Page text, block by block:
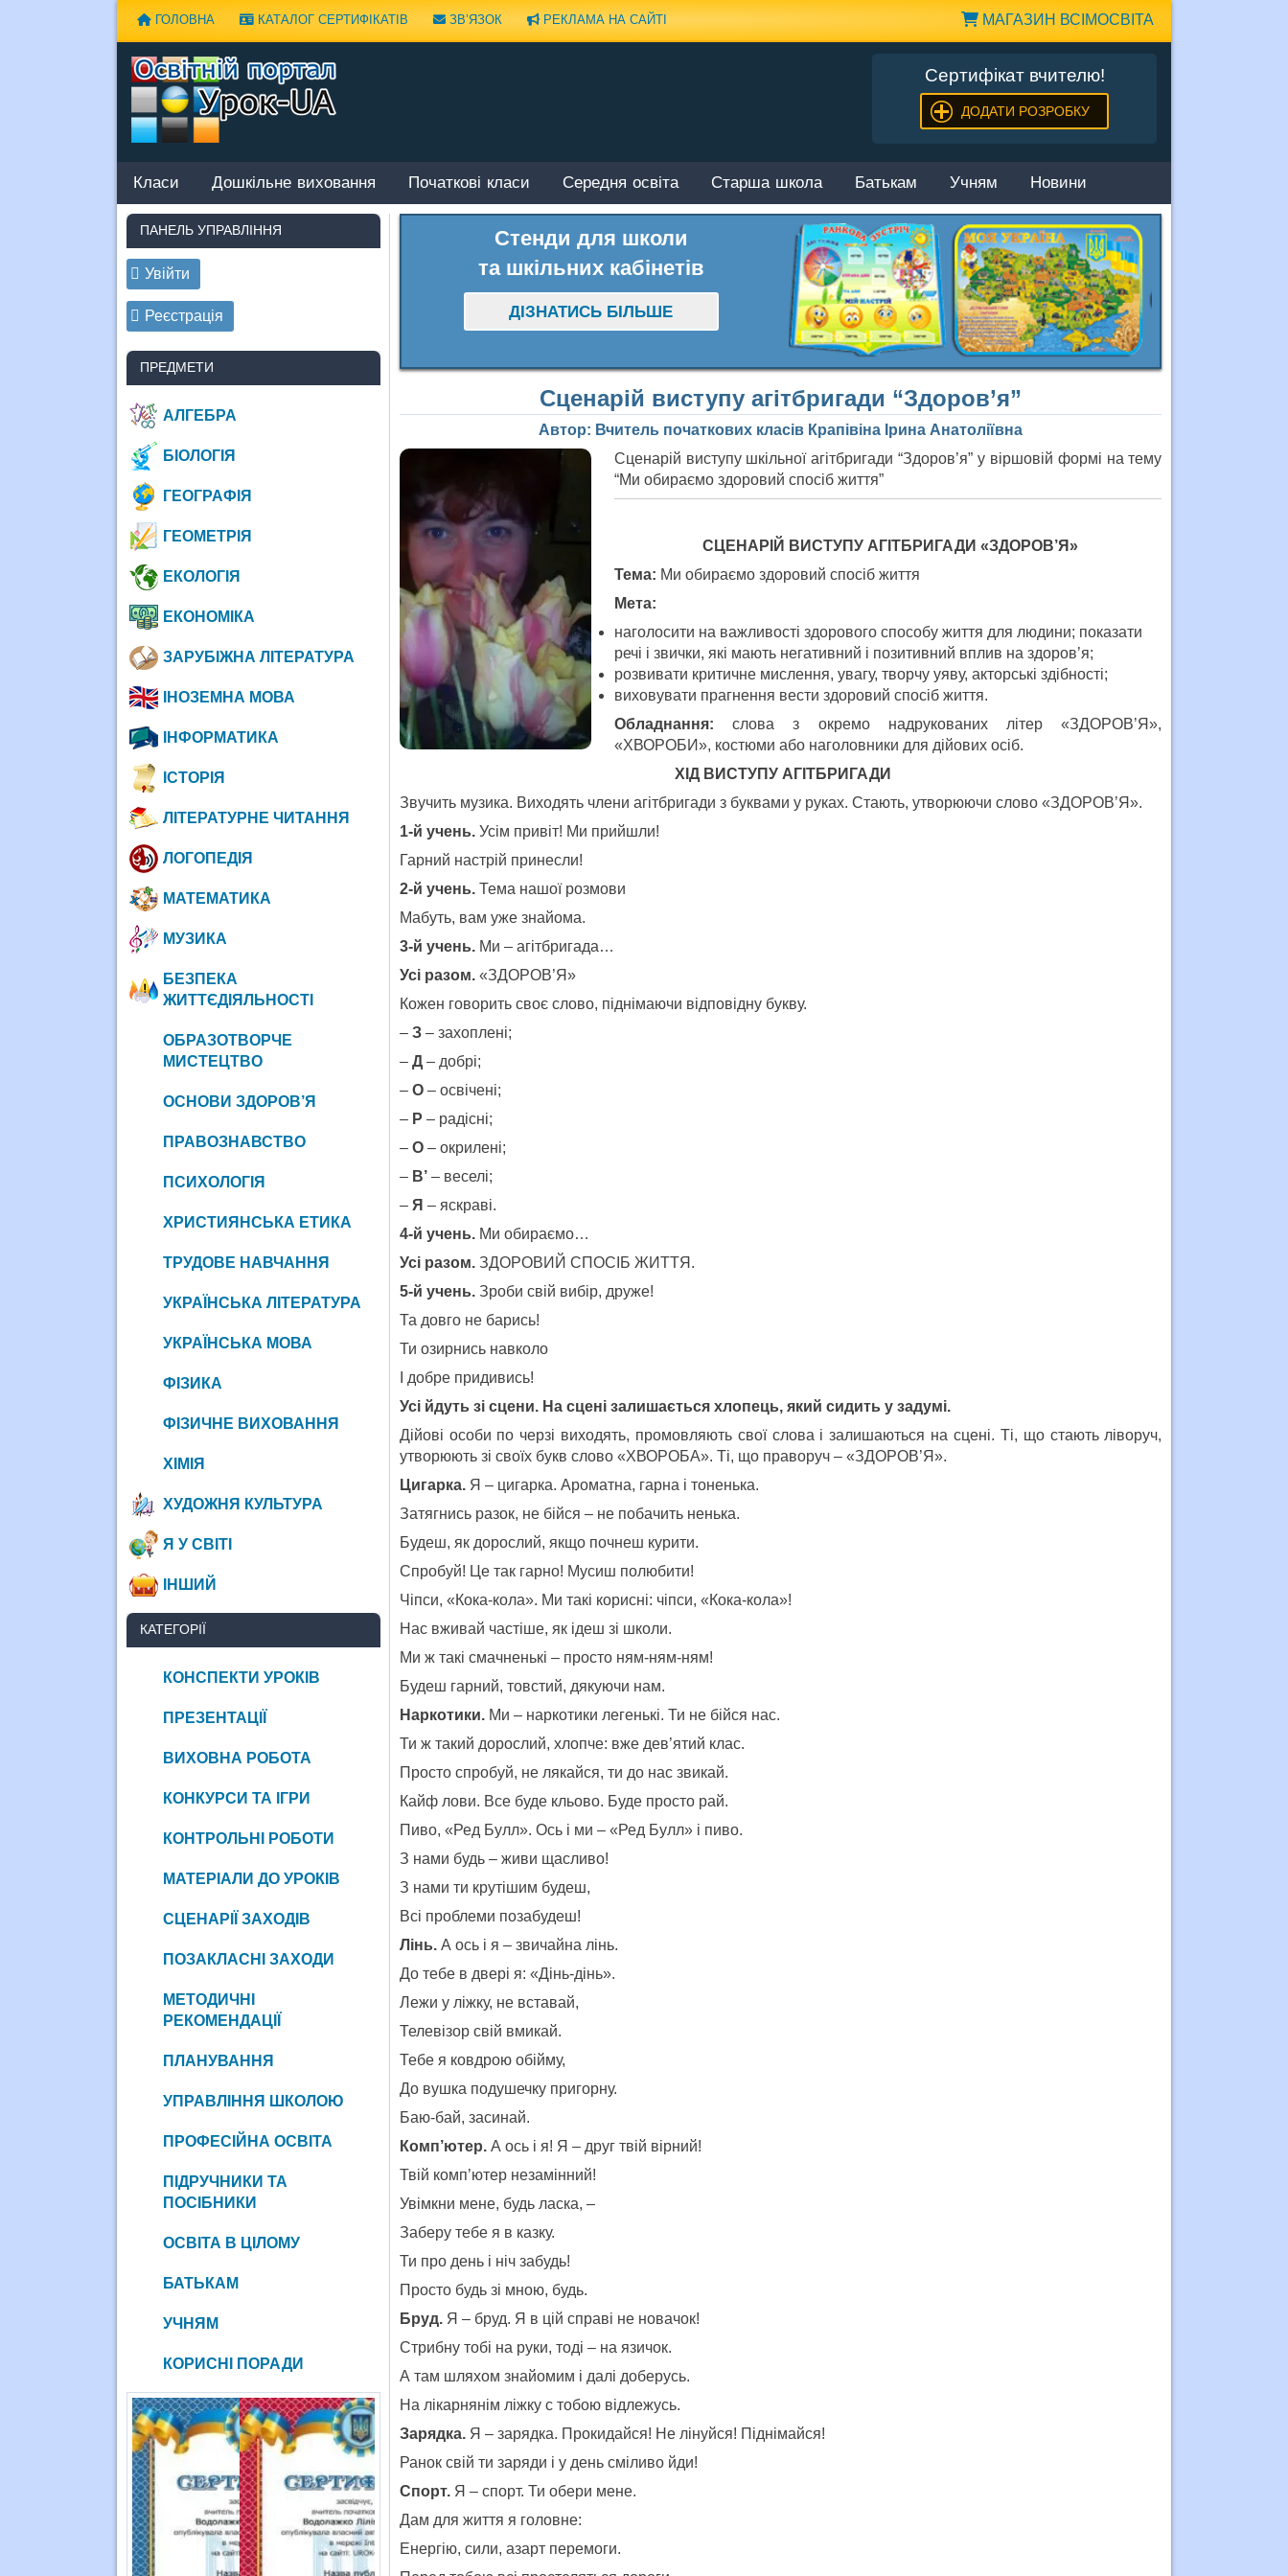
МАГАЗИН ВСІМОСВІТА
ГОЛОВНА КАТАЛОГ СЕРТИФІКАТІВ ЗВ’ЯЗОК РЕКЛАМА НА САЙТІ
Сертифікат вчителю!
ДОДАТИ РОЗРОБКУ
Класи Дошкільне виховання Початкові класи Середня освіта Старша школа Батькам Учням Новини
Стенди для школи
та шкільних кабінетів
ДІЗНАТИСЬ БІЛЬШЕ
Сценарій виступу агітбригади “Здоров’я”
Автор: Вчитель початкових класів Крапівіна Ірина Анатоліївна
Сценарій виступу шкільної агітбригади “Здоров’я” у віршовій формі на тему
“Ми обираємо здоровий спосіб життя”
СЦЕНАРІЙ ВИСТУПУ АГІТБРИГАДИ «ЗДОРОВ’Я»
Тема: Ми обираємо здоровий спосіб життя
Мета:
наголосити на важливості здорового способу життя для людини; показати
речі і звички, які мають негативний і позитивний вплив на здоров’я;
розвивати критичне мислення, увагу, творчу уяву, акторські здібності;
виховувати прагнення вести здоровий спосіб життя.
Обладнання: слова з окремо надрукованих літер «ЗДОРОВ’Я»,
«ХВОРОБИ», костюми або наголовники для дійових осіб.
ХІД ВИСТУПУ АГІТБРИГАДИ
Звучить музика. Виходять члени агітбригади з буквами у руках. Стають, утворюючи слово «ЗДОРОВ’Я».
1-й учень.Усім привіт! Ми прийшли!
Гарний настрій принесли!
2-й учень.Тема нашої розмови
Мабуть, вам уже знайома.
3-й учень.Ми – агітбригада…
Усі разом.«ЗДОРОВ’Я»
Кожен говорить своє слово, піднімаючи відповідну букву.
– З– захоплені;
– Д– добрі;
– О– освічені;
– Р – радісні;
– О– окрилені;
– В’– веселі;
– Я – яскраві.
4-й учень.Ми обираємо…
Усі разом.ЗДОРОВИЙ СПОСІБ ЖИТТЯ.
5-й учень.Зроби свій вибір, друже!
Та довго не барись!
Ти озирнись навколо
І добре придивись!
Усі йдуть зі сцени. На сцені залишається хлопець, який сидить у задумі.
Дійові особи по черзі виходять, промовляють свої слова і залишаються на сцені. Ті, що стають ліворуч,
утворюють зі своїх букв слово «ХВОРОБА». Ті, що праворуч – «ЗДОРОВ’Я».
Цигарка.Я – цигарка. Ароматна, гарна і тоненька.
Затягнись разок, не бійся – не побачить ненька.
Будеш, як дорослий, якщо почнеш курити.
Спробуй! Це так гарно! Мусиш полюбити!
Чіпси, «Кока-кола». Ми такі корисні: чіпси, «Кока-кола»!
Нас вживай частіше, як ідеш зі школи.
Ми ж такі смачненькі – просто ням-ням-ням!
Будеш гарний, товстий, дякуючи нам.
Наркотики.Ми – наркотики легенькі. Ти не бійся нас.
Ти ж такий дорослий, хлопче: вже дев’ятий клас.
Просто спробуй, не лякайся, ти до нас звикай.
Кайф лови. Все буде кльово. Буде просто рай.
Пиво, «Ред Булл». Ось і ми – «Ред Булл» і пиво.
З нами будь – живи щасливо!
З нами ти крутішим будеш,
Всі проблеми позабудеш!
Лінь.А ось і я – звичайна лінь.
До тебе в двері я: «Дінь-дінь».
Лежи у ліжку, не вставай,
Телевізор свій вмикай.
Тебе я ковдрою обійму,
До вушка подушечку пригорну.
Баю-бай, засинай.
Комп’ютер.А ось і я! Я – друг твій вірний!
Твій комп’ютер незамінний!
Увімкни мене, будь ласка, –
Заберу тебе я в казку.
Ти про день і ніч забудь!
Просто будь зі мною, будь.
Бруд.Я – бруд. Я в цій справі не новачок!
Стрибну тобі на руки, тоді – на язичок.
А там шляхом знайомим і далі доберусь.
На лікарнянім ліжку с тобою відлежусь.
Зарядка.Я – зарядка. Прокидайся! Не лінуйся! Піднімайся!
Ранок свій ти заряди і у день сміливо йди!
Спорт.Я – спорт. Ти обери мене.
Дам для життя я головне:
Енергію, сили, азарт перемоги.
ПАНЕЛЬ УПРАВЛІННЯ
Увійти
Реєстрація
ПРЕДМЕТИ
АЛГЕБРА
БІОЛОГІЯ
ГЕОГРАФІЯ
ГЕОМЕТРІЯ
ЕКОЛОГІЯ
ЕКОНОМІКА
ЗАРУБІЖНА ЛІТЕРАТУРА
ІНОЗЕМНА МОВА
ІНФОРМАТИКА
ІСТОРІЯ
ЛІТЕРАТУРНЕ ЧИТАННЯ
ЛОГОПЕДІЯ
МАТЕМАТИКА
МУЗИКА
БЕЗПЕКА
ЖИТТЄДІЯЛЬНОСТІ
ОБРАЗОТВОРЧЕ
МИСТЕЦТВО
ОСНОВИ ЗДОРОВ’Я
ПРАВОЗНАВСТВО
ПСИХОЛОГІЯ
ХРИСТИЯНСЬКА ЕТИКА
ТРУДОВЕ НАВЧАННЯ
УКРАЇНСЬКА ЛІТЕРАТУРА
УКРАЇНСЬКА МОВА
ФІЗИКА
ФІЗИЧНЕ ВИХОВАННЯ
ХІМІЯ
ХУДОЖНЯ КУЛЬТУРА
Я У СВІТІ
ІНШИЙ
КАТЕГОРІЇ
КОНСПЕКТИ УРОКІВ
ПРЕЗЕНТАЦІЇ
ВИХОВНА РОБОТА
КОНКУРСИ ТА ІГРИ
КОНТРОЛЬНІ РОБОТИ
МАТЕРІАЛИ ДО УРОКІВ
СЦЕНАРІЇ ЗАХОДІВ
ПОЗАКЛАСНІ ЗАХОДИ
МЕТОДИЧНІ
РЕКОМЕНДАЦІЇ
ПЛАНУВАННЯ
УПРАВЛІННЯ ШКОЛОЮ
ПРОФЕСІЙНА ОСВІТА
ПІДРУЧНИКИ ТА
ПОСІБНИКИ
ОСВІТА В ЦІЛОМУ
БАТЬКАМ
УЧНЯМ
КОРИСНІ ПОРАДИ